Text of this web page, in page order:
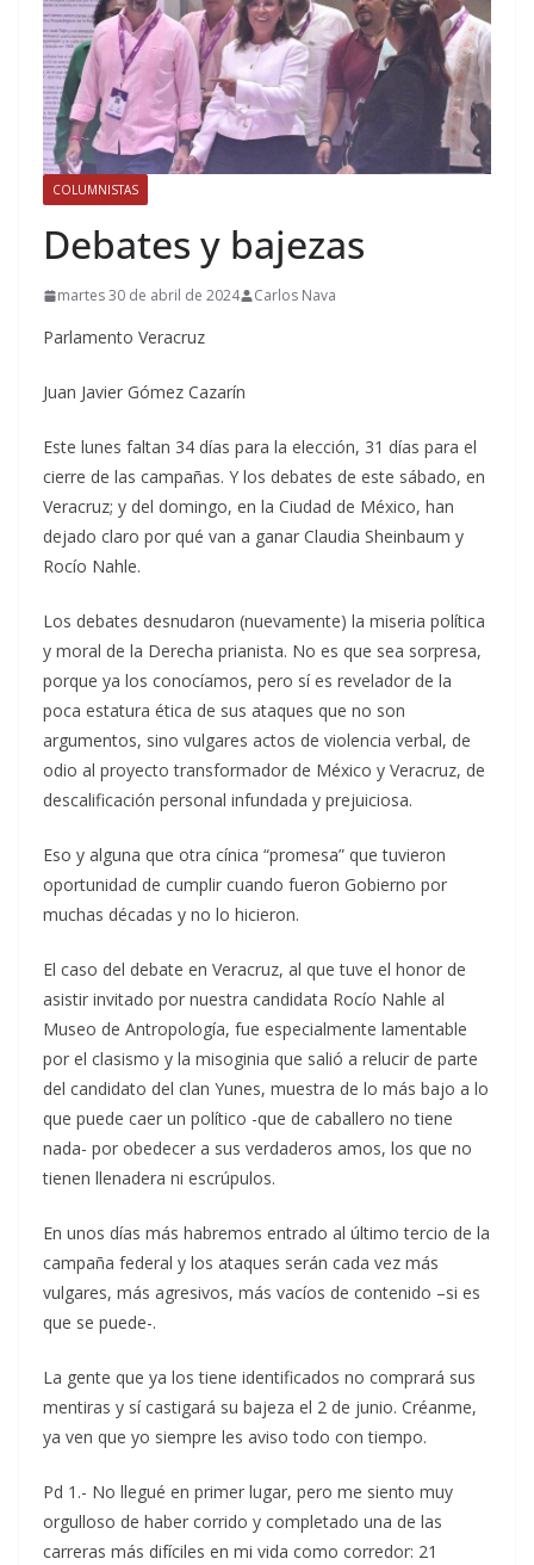
COLUMNISTAS
Debates y bajezas
martes 30 de abril de 2024 Carlos Nava
Parlamento Veracruz
Juan Javier Gómez Cazarín
Este lunes faltan 34 días para la elección, 31 días para el
cierre de las campañas. Y los debates de este sábado, en
Veracruz; y del domingo, en la Ciudad de México, han
dejado claro por qué van a ganar Claudia Sheinbaum y
Rocío Nahle.
Los debates desnudaron (nuevamente) la miseria política
y moral de la Derecha prianista. No es que sea sorpresa,
porque ya los conocíamos, pero sí es revelador de la
poca estatura ética de sus ataques que no son
argumentos, sino vulgares actos de violencia verbal, de
odio al proyecto transformador de México y Veracruz, de
descalificación personal infundada y prejuiciosa.
Eso y alguna que otra cínica “promesa” que tuvieron
oportunidad de cumplir cuando fueron Gobierno por
muchas décadas y no lo hicieron.
El caso del debate en Veracruz, al que tuve el honor de
asistir invitado por nuestra candidata Rocío Nahle al
Museo de Antropología, fue especialmente lamentable
por el clasismo y la misoginia que salió a relucir de parte
del candidato del clan Yunes, muestra de lo más bajo a lo
que puede caer un político -que de caballero no tiene
nada- por obedecer a sus verdaderos amos, los que no
tienen llenadera ni escrúpulos.
En unos días más habremos entrado al último tercio de la
campaña federal y los ataques serán cada vez más
vulgares, más agresivos, más vacíos de contenido –si es
que se puede-.
La gente que ya los tiene identificados no comprará sus
mentiras y sí castigará su bajeza el 2 de junio. Créanme,
ya ven que yo siempre les aviso todo con tiempo.
Pd 1.- No llegué en primer lugar, pero me siento muy
orgulloso de haber corrido y completado una de las
carreras más difíciles en mi vida como corredor: 21